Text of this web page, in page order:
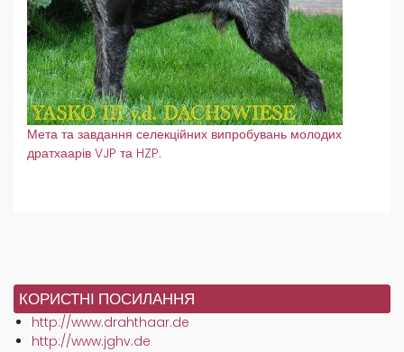
Мета та завдання селекційних випробувань молодих
дратхаарів VJP та HZP.
КОРИСТНІ ПОСИЛАННЯ
http://www.drahthaar.de
http://www.jghv.de